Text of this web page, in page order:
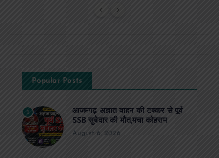
Popular Posts
1
आजमगढ़ अज्ञात वाहन की टक्कर से पूर्व
SSB सुबेदार की मौत,मचा कोहराम
August 6, 2026